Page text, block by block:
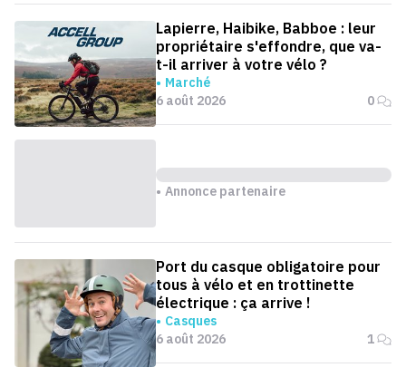
Lapierre, Haibike, Babboe : leur
propriétaire s'effondre, que va-
t-il arriver à votre vélo ?
Marché
6 août 2026
0
Annonce partenaire
Port du casque obligatoire pour
tous à vélo et en trottinette
électrique : ça arrive !
Casques
6 août 2026
1